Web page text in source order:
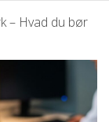
– Hvad du bør